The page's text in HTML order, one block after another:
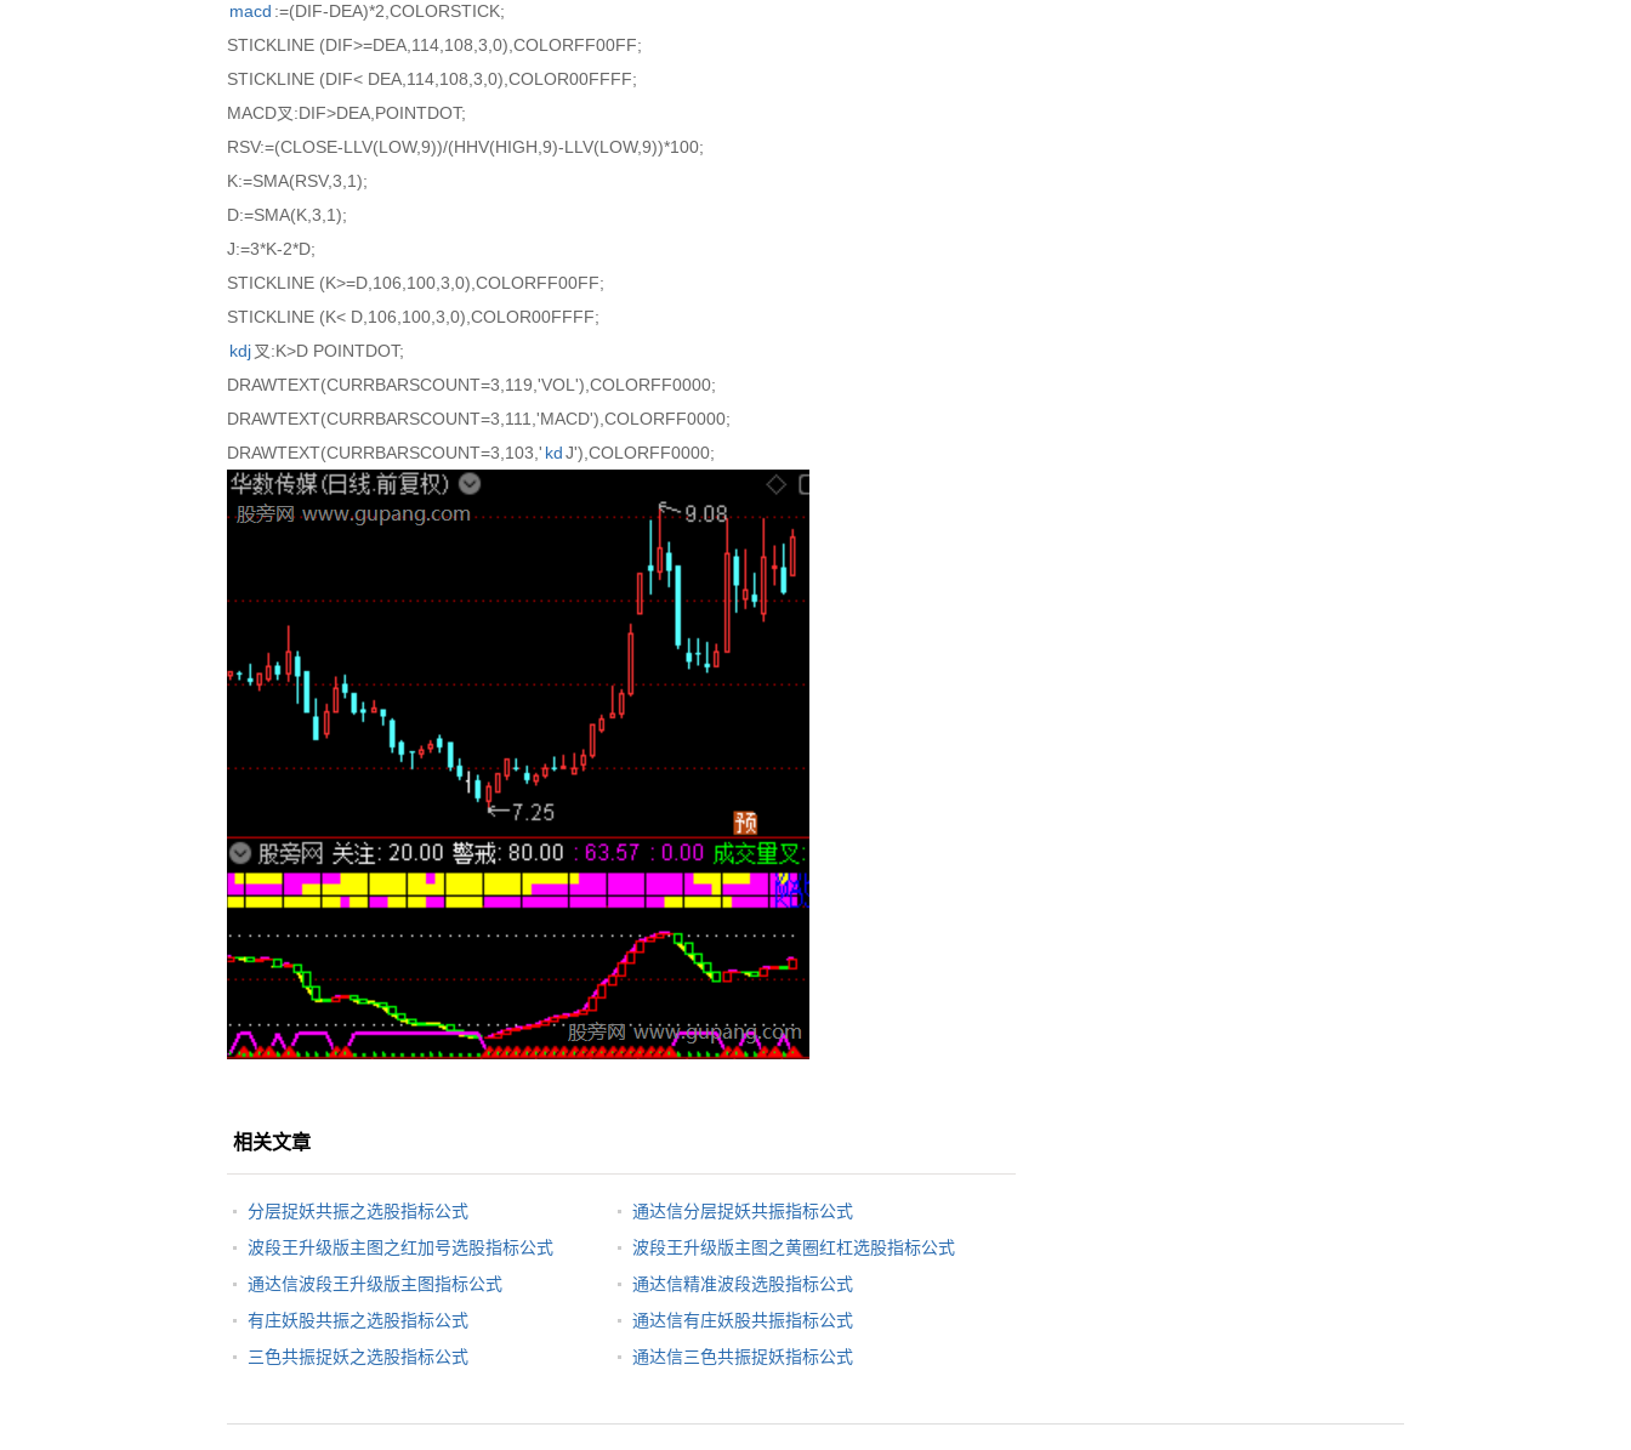
macd :=(DIF-DEA)*2,COLORSTICK;
STICKLINE (DIF>=DEA,114,108,3,0),COLORFF00FF;
STICKLINE (DIF< DEA,114,108,3,0),COLOR00FFFF;
MACD叉:DIF>DEA,POINTDOT;
RSV:=(CLOSE-LLV(LOW,9))/(HHV(HIGH,9)-LLV(LOW,9))*100;
K:=SMA(RSV,3,1);
D:=SMA(K,3,1);
J:=3*K-2*D;
STICKLINE (K>=D,106,100,3,0),COLORFF00FF;
STICKLINE (K< D,106,100,3,0),COLOR00FFFF;
kdj叉:K>D POINTDOT;
DRAWTEXT(CURRBARSCOUNT=3,119,'VOL'),COLORFF0000;
DRAWTEXT(CURRBARSCOUNT=3,111,'MACD'),COLORFF0000;
DRAWTEXT(CURRBARSCOUNT=3,103,' kdJ'),COLORFF0000;
相关文章
分层捉妖共振之选股指标公式
通达信分层捉妖共振指标公式
波段王升级版主图之红加号选股指标公式
波段王升级版主图之黄圈红杠选股指标公式
通达信波段王升级版主图指标公式
通达信精准波段选股指标公式
有庄妖股共振之选股指标公式
通达信有庄妖股共振指标公式
三色共振捉妖之选股指标公式
通达信三色共振捉妖指标公式